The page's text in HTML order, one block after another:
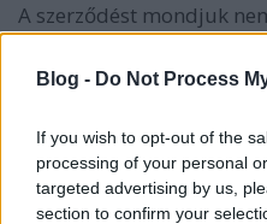
Blog - Do Not Process
If you wish to opt-out of the
processing of your personal
targeted advertising by us,
section to confirm your
A szerződést mondjuk
pénzbe lefogadnám,
szerepel ott egy kisebb
sávszél, ez általában a
a sávszélt nem
terheltségétől függ, hogy
sebeséged.